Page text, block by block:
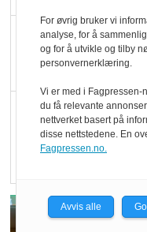
For øvrig bruker vi
analyse, for å
og for å utvikle og tilby
personvernerklæring.
Vi er med i Fagpressen-
du få relevante
nettverket basert på
disse nettstedene. En
Fagpressen.no.
Avvis alle